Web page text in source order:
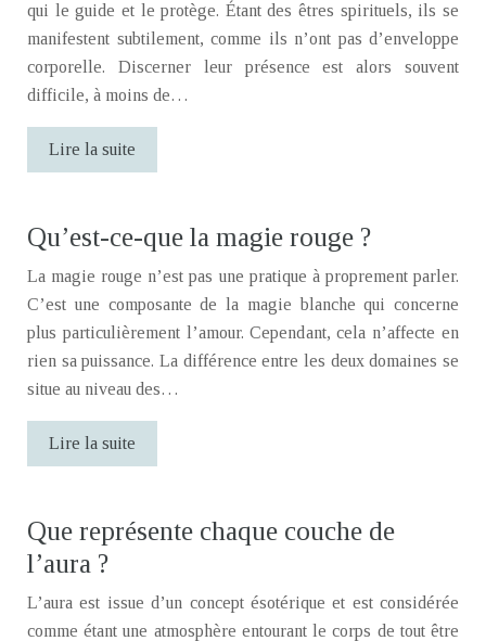
qui le guide et le protège. Étant des êtres spirituels, ils se
manifestent subtilement, comme ils n’ont pas d’enveloppe
corporelle. Discerner leur présence est alors souvent
difficile, à moins de…
Lire la suite
Qu’est-ce-que la magie rouge ?
La magie rouge n’est pas une pratique à proprement parler.
C’est une composante de la magie blanche qui concerne
plus particulièrement l’amour. Cependant, cela n’affecte en
rien sa puissance. La différence entre les deux domaines se
situe au niveau des…
Lire la suite
Que représente chaque couche de
l’aura ?
L’aura est issue d’un concept ésotérique et est considérée
comme étant une atmosphère entourant le corps de tout être